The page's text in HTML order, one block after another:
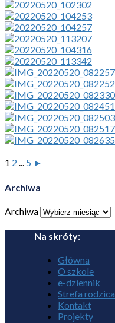
1 2 ... 5 ►
Archiwa
Archiwa
Na skróty:
Główna
O szkole
e-dziennik
Strefa rodzica
Kontakt
Projekty